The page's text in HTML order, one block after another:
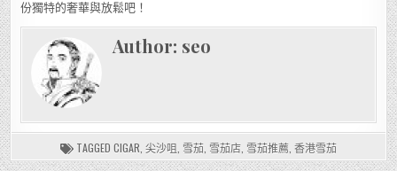
份獨特的奢華與放鬆吧！
Author: seo
TAGGED CIGAR 尖沙咀 雪茄 雪茄店 雪茄推薦 香港雪茄